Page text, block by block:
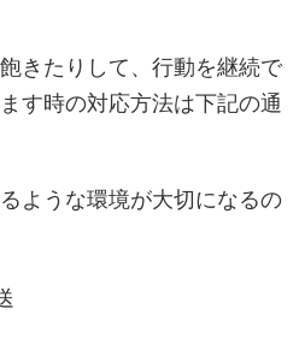
きたりして、行動を継続で
す時の対応方法は下記の通
ような環境が大切になるの